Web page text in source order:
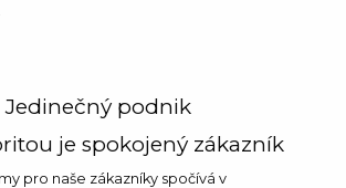
Jedinečný podnik
je spokojený zákazník
pro naše zákazníky spočívá v